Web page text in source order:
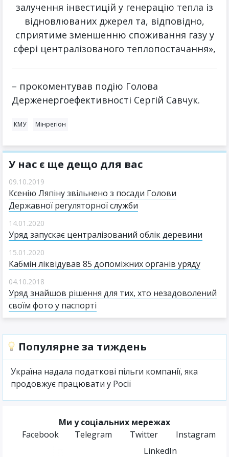
залучення інвестицій у генерацію тепла із
відновлюваних джерел та, відповідно,
сприятиме зменшенню споживання газу у
сфері централізованого теплопостачання»,
– прокоментував подію Голова
Держенергоефективності Сергій Савчук.
КМУ Мінрегіон
У нас є ще дещо для вас
09.10.2019
Ксенію Ляпіну звільнено з посади Голови
Державної регуляторної служби
14.01.2020
Уряд запускає централізований облік деревини
15.01.2020
Кабмін ліквідував 85 допоміжних органів уряду
04.10.2018
Уряд знайшов рішення для тих, хто незадоволений
своїм фото у паспорті
Популярне за тиждень
Україна надала податкові пільги компанії, яка
продовжує працювати у Росії
Ми у соціальних мережах
Facebook
Telegram Twitter
Instagram
LinkedIn